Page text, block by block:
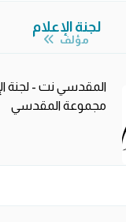
لجنة الإعلام
مؤلف
المقدسي نت - لجنة
مجموعة المقدسي